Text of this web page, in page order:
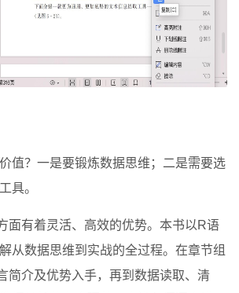
值？一是要锻炼数据思维；二是需要选
具。
面有着灵活、高效的优势。本书以R语
从数据思维到实战的全过程。在章节组
简介及优势入手，再到数据读取、清